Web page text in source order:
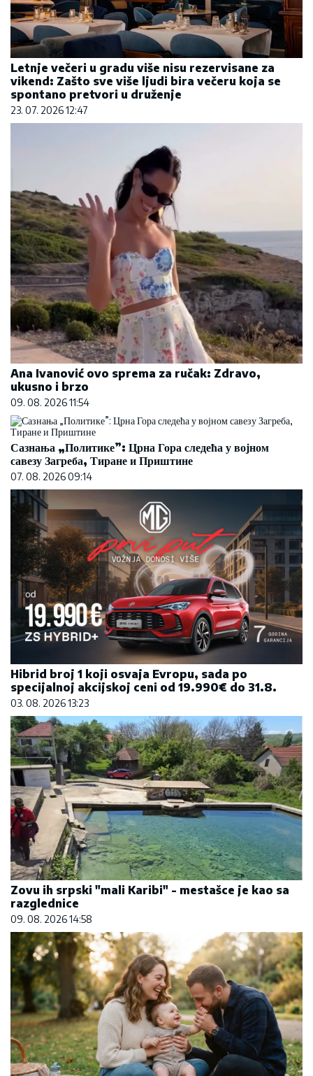
Letnje večeri u gradu više nisu rezervisane za
vikend: Zašto sve više ljudi bira večeru koja se
spontano pretvori u druženje
23. 07. 2026 12:47
Ana Ivanović ovo sprema za ručak: Zdravo,
ukusno i brzo
09. 08. 2026 11:54
Сазнања „Политике”: Црна Гора следећа у војном
савезу Загреба, Тиране и Приштине
07. 08. 2026 09:14
Hibrid broj 1 koji osvaja Evropu, sada po
specijalnoj akcijskoj ceni od 19.990€ do 31.8.
03. 08. 2026 13:23
Zovu ih srpski "mali Karibi" - mestašce je kao sa
razglednice
09. 08. 2026 14:58